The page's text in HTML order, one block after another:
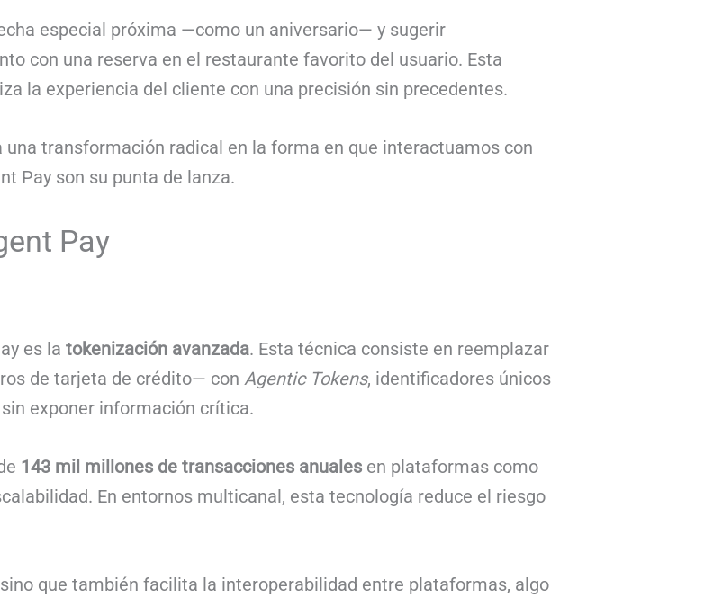
especial próxima —como un aniversario— y sugerir
con una reserva en el restaurante favorito del usuario. Esta
la experiencia del cliente con una precisión sin precedentes.
transformación radical en la forma en que interactuamos con
Pay son su punta de lanza.
Pay
es la tokenización avanzada. Esta técnica consiste en reemplazar
de tarjeta de crédito— con Agentic Tokens, identificadores únicos
exponer información crítica.
143 mil millones de transacciones anuales en plataformas como
En entornos multicanal, esta tecnología reduce el riesgo
que también facilita la interoperabilidad entre plataformas, algo